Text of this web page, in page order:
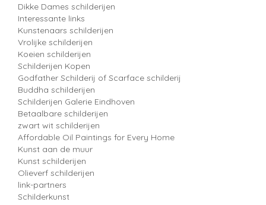
Dikke Dames schilderijen
Interessante links
Kunstenaars schilderijen
Vrolijke schilderijen
Koeien schilderijen
Schilderijen Kopen
Godfather Schilderij of Scarface schilderij
Buddha schilderijen
Schilderijen Galerie Eindhoven
Betaalbare schilderijen
zwart wit schilderijen
Affordable Oil Paintings for Every Home
Kunst aan de muur
Kunst schilderijen
Olieverf schilderijen
link-partners
Schilderkunst